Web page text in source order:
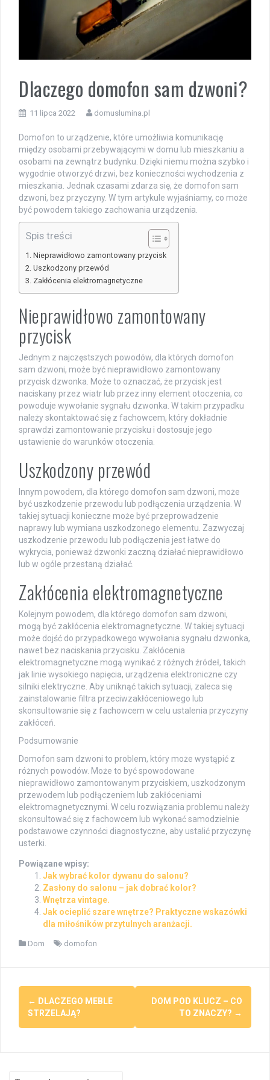
Dlaczego domofon sam dzwoni?
11 lipca 2022 domuslumina.pl
Domofon to urządzenie, które umożliwia komunikację
między osobami przebywającymi w domu lub mieszkaniu a
osobami na zewnątrz budynku. Dzięki niemu można szybko i
wygodnie otworzyć drzwi, bez konieczności wychodzenia z
mieszkania. Jednak czasami zdarza się, że domofon sam
dzwoni, bez przyczyny. W tym artykule wyjaśniamy, co może
być powodem takiego zachowania urządzenia.
Spis treści
Nieprawidłowo zamontowany przycisk
Uszkodzony przewód
Zakłócenia elektromagnetyczne
Nieprawidłowo zamontowany
przycisk
Jednym z najczęstszych powodów, dla których domofon
sam dzwoni, może być nieprawidłowo zamontowany
przycisk dzwonka. Może to oznaczać, że przycisk jest
naciskany przez wiatr lub przez inny element otoczenia, co
powoduje wywołanie sygnału dzwonka. W takim przypadku
należy skontaktować się z fachowcem, który dokładnie
sprawdzi zamontowanie przycisku i dostosuje jego
ustawienie do warunków otoczenia.
Uszkodzony przewód
Innym powodem, dla którego domofon sam dzwoni, może
być uszkodzenie przewodu lub podłączenia urządzenia. W
takiej sytuacji konieczne może być przeprowadzenie
naprawy lub wymiana uszkodzonego elementu. Zazwyczaj
uszkodzenie przewodu lub podłączenia jest łatwe do
wykrycia, ponieważ dzwonki zaczną działać nieprawidłowo
lub w ogóle przestaną działać.
Zakłócenia elektromagnetyczne
Kolejnym powodem, dla którego domofon sam dzwoni,
mogą być zakłócenia elektromagnetyczne. W takiej sytuacji
może dojść do przypadkowego wywołania sygnału dzwonka,
nawet bez naciskania przycisku. Zakłócenia
elektromagnetyczne mogą wynikać z różnych źródeł, takich
jak linie wysokiego napięcia, urządzenia elektroniczne czy
silniki elektryczne. Aby uniknąć takich sytuacji, zaleca się
zainstalowanie filtra przeciwzakłóceniowego lub
skonsultowanie się z fachowcem w celu ustalenia przyczyny
zakłóceń.
Podsumowanie
Domofon sam dzwoni to problem, który może wystąpić z
różnych powodów. Może to być spowodowane
nieprawidłowo zamontowanym przyciskiem, uszkodzonym
przewodem lub podłączeniem lub zakłóceniami
elektromagnetycznymi. W celu rozwiązania problemu należy
skonsultować się z fachowcem lub wykonać samodzielnie
podstawowe czynności diagnostyczne, aby ustalić przyczynę
usterki.
Powiązane wpisy:
Jak wybrać kolor dywanu do salonu?
Zasłony do salonu – jak dobrać kolor?
Wnętrza vintage.
Jak ocieplić szare wnętrze? Praktyczne wskazówki
dla miłośników przytulnych aranżacji.
Dom domofon
Post
navigation
← DLACZEGO MEBLE
STRZELAJĄ?
DOM POD KLUCZ – CO
TO ZNACZY? →